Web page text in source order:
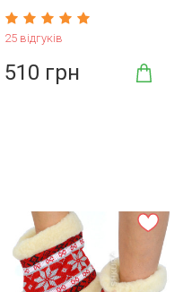
25 відгуків
510 грн